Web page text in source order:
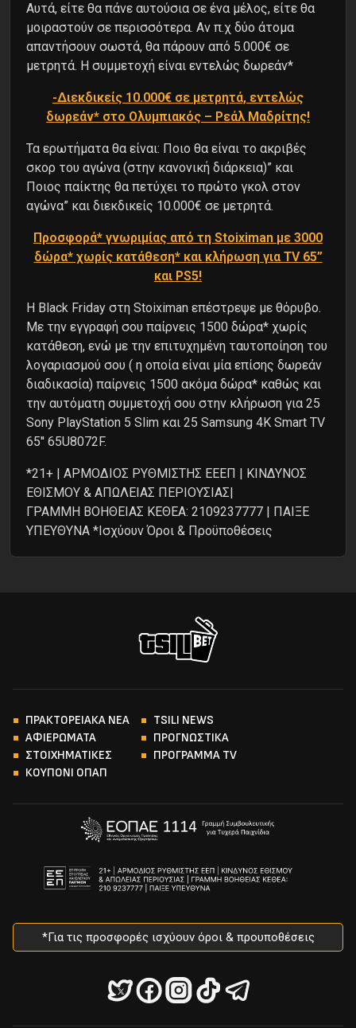
Αυτά, είτε θα πάνε αυτούσια σε ένα μέλος, είτε θα
μοιραστούν σε περισσότερα. Αν π.χ δύο άτομα
απαντήσουν σωστά, θα πάρουν από 5.000€ σε
μετρητά. Η συμμετοχή είναι εντελώς δωρεάν*
-Διεκδικείς 10.000€ σε μετρητά, εντελώς
δωρεάν* στο Ολυμπιακός – Ρεάλ Μαδρίτης!
Τα ερωτήματα θα είναι: Ποιο θα είναι το ακριβές
σκορ του αγώνα (στην κανονική διάρκεια)” και
Ποιος παίκτης θα πετύχει το πρώτο γκολ στον
αγώνα” και διεκδικείς 10.000€ σε μετρητά.
Προσφορά* γνωριμίας από τη Stoiximan με 3000
δώρα* χωρίς κατάθεση* και κλήρωση για ΤV 65’’
και PS5!
H Black Friday στη Stoiximan επέστρεψε με θόρυβο.
Με την εγγραφή σου παίρνεις 1500 δώρα* χωρίς
κατάθεση, ενώ με την επιτυχημένη ταυτοποίηση του
λογαριασμού σου ( η οποία είναι μία επίσης δωρεάν
διαδικασία) παίρνεις 1500 ακόμα δώρα* καθώς και
την αυτόματη συμμετοχή σου στην κλήρωση για 25
Sony PlayStation 5 Slim και 25 Samsung 4K Smart TV
65'' 65U8072F.
*​21+ | ΑΡΜΟΔΙΟΣ ΡΥΘΜΙΣΤΗΣ ΕΕΕΠ | ΚΙΝΔΥΝΟΣ
ΕΘΙΣΜΟΥ & ΑΠΩΛΕΙΑΣ ΠΕΡΙΟΥΣΙΑΣ|
ΓΡΑΜΜΗ ΒΟΗΘΕΙΑΣ ΚΕΘΕΑ: 2109237777 | ΠΑΙΞΕ
ΥΠΕΥΘΥΝΑ *Ισχύουν Όροι & Προϋποθέσεις
ΠΡΑΚΤΟΡΕΙΑΚΑ ΝΕΑ
TSILI NEWS
ΑΦΙΕΡΩΜΑΤΑ
ΠΡΟΓΝΩΣΤΙΚΑ
ΣΤΟΙΧΗΜΑΤΙΚΕΣ
ΠΡΟΓΡΑΜΜΑ TV
ΚΟΥΠΟΝΙ ΟΠΑΠ
*Για τις προσφορές ισχύουν όροι & προυποθέσεις